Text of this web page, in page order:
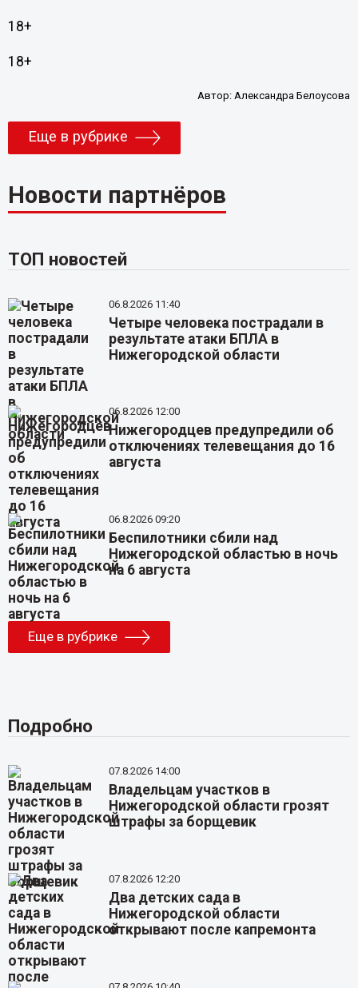
18+
18+
Автор:Александра Белоусова
Еще в рубрике
Новости партнёров
ТОП новостей
06.8.2026 11:40
Четыре человека пострадали в
результате атаки БПЛА в
Нижегородской области
06.8.2026 12:00
Нижегородцев предупредили об
отключениях телевещания до 16
августа
06.8.2026 09:20
Беспилотники сбили над
Нижегородской областью в ночь
на 6 августа
Еще в рубрике
Подробно
07.8.2026 14:00
Владельцам участков в
Нижегородской области грозят
штрафы за борщевик
07.8.2026 12:20
Два детских сада в
Нижегородской области
открывают после капремонта